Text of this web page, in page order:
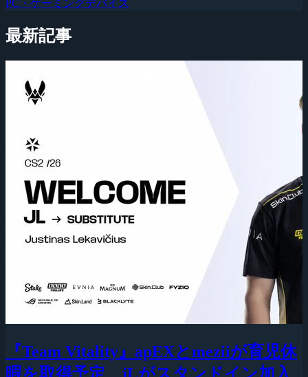
PC・ゲーミングデバイス
最新記事
『Team Vitality』apEXとmeziiが育児休